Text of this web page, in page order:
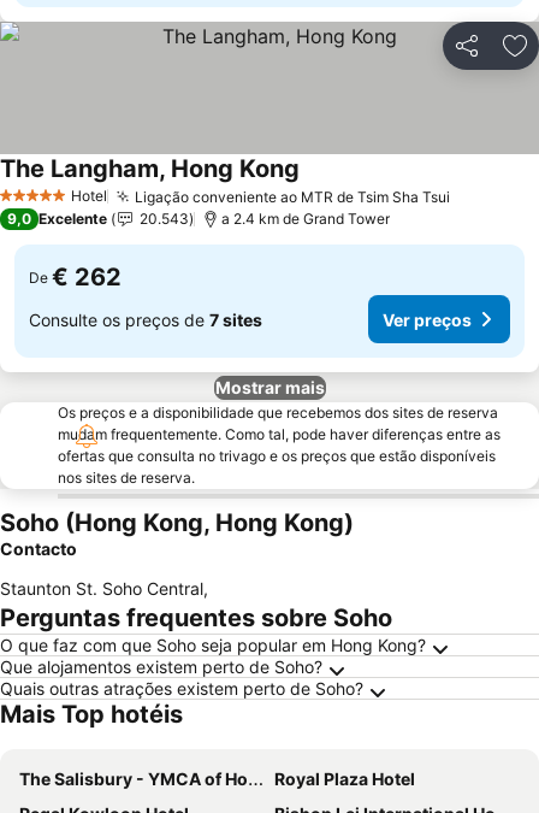
Partilhar
5 Estrelas Hotel Ligação conveniente ao MTR de Tsim Sha Tsui
The Langham, Hong Kong
9,0 Excelente 20.543 a 2.4 km de Grand Tower
De € 262
Consulte os preços de 7 sites Ver preços
Mostrar mais
Os preços e a disponibilidade que recebemos dos sites de reserva
mudam frequentemente. Como tal, pode haver diferenças entre as
ofertas que consulta no trivago e os preços que estão disponíveis
nos sites de reserva.
Soho (Hong Kong, Hong Kong)
Contacto
Staunton St. Soho Central,
Perguntas frequentes sobre Soho
O que faz com que Soho seja popular em Hong Kong?
Que alojamentos existem perto de Soho?
Quais outras atrações existem perto de Soho?
Mais Top hotéis
The Salisbury - YMCA of Hong Kong
Royal Plaza Hotel